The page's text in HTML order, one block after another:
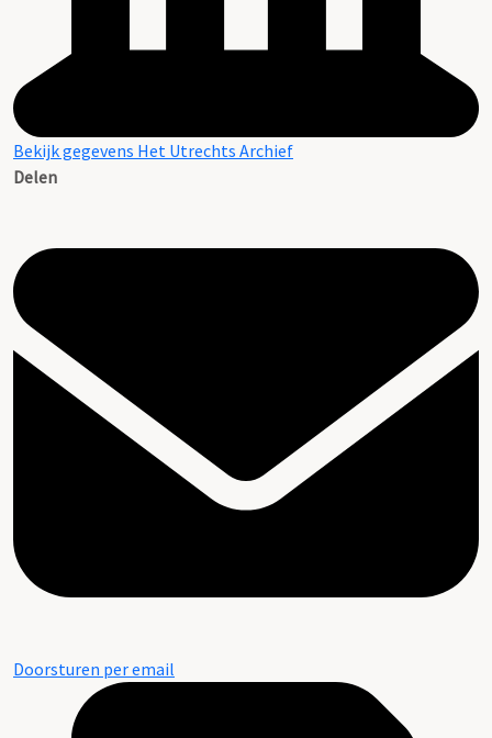
Bekijk gegevens Het Utrechts Archief
Delen
Doorsturen per email